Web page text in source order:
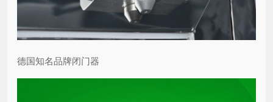
德国知名品牌闭门器